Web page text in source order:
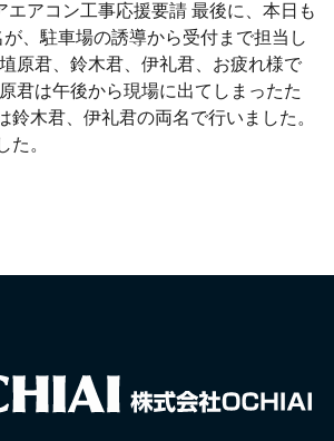
エアコン工事応援要請 最後に、本日も
、駐車場の誘導から受付まで担当し
原君、鈴木君、伊礼君、お疲れ様で
君は午後から現場に出てしまったた
鈴木君、伊礼君の両名で行いました。
た。